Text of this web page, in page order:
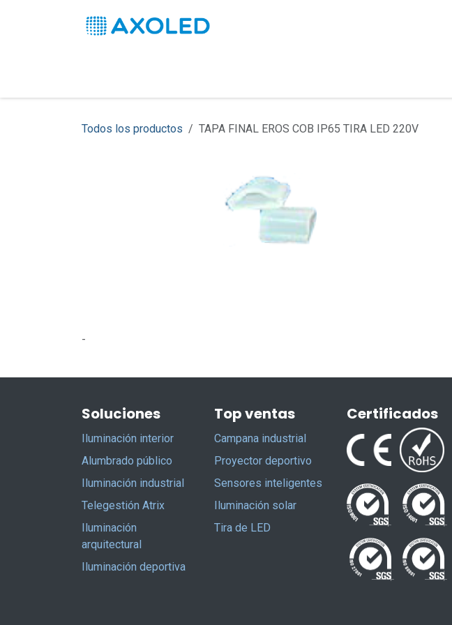
Todos los productos TAPA FINAL EROS COB IP65 TIRA LED 220V
-
Soluciones
Iluminación interior
Alumbrado público
Iluminación industrial
Telegestión Atrix
Iluminación
arquitectural
Iluminación deportiva
Top ventas
Campana industrial
Proyector deportivo
Sensores inteligentes
Iluminación solar
Tira de LED
Certificados